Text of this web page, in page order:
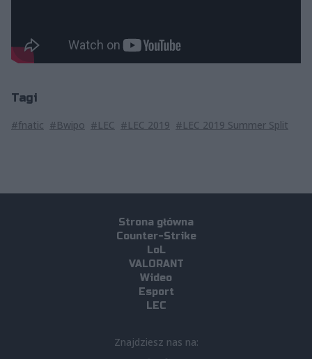
Tagi
#fnatic #Bwipo #LEC #LEC 2019 #LEC 2019 Summer Split
Strona główna
Counter-Strike
LoL
VALORANT
Wideo
Esport
LEC
Znajdziesz nas na: